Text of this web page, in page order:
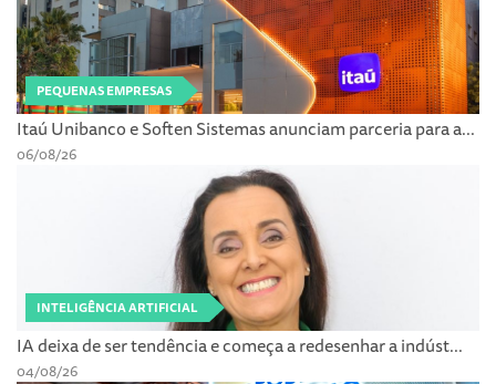
PEQUENAS EMPRESAS
Itaú Unibanco e Soften Sistemas anunciam parceria para a...
06/08/26
INTELIGÊNCIA ARTIFICIAL
IA deixa de ser tendência e começa a redesenhar a indúst...
04/08/26